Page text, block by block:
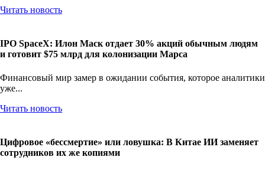
Читать новость
IPO SpaceX: Илон Маск отдает 30% акций обычным людям
и готовит $75 млрд для колонизации Марса
Финансовый мир замер в ожидании события, которое аналитики
уже...
Читать новость
Цифровое «бессмертие» или ловушка: В Китае ИИ заменяет
сотрудников их же копиями